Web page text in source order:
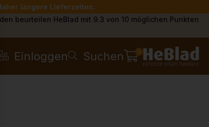
längere Lieferzeiten.
beurteilen HeBlad mit 9.3 von 10 möglichen Punkten
Einloggen Suchen 0